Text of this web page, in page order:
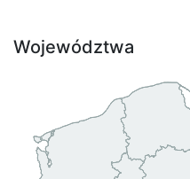
Województwa